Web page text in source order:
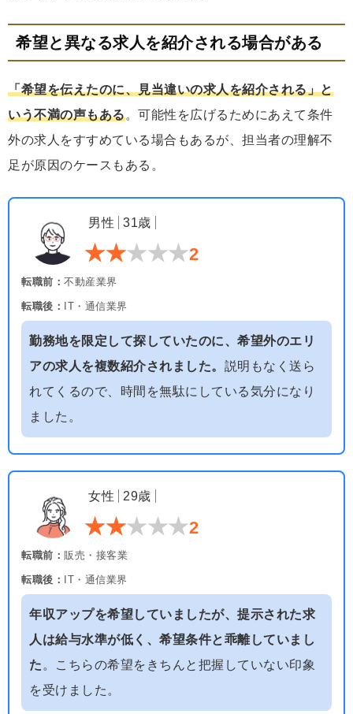
希望と異なる求人を紹介される場合がある
「希望を伝えたのに、見当違いの求人を紹介される」と
いう不満の声もある。可能性を広げるためにあえて条件
外の求人をすすめている場合もあるが、担当者の理解不
足が原因のケースもある。
男性 31歳
2
転職前： 不動産業界
転職後： IT・通信業界
勤務地を限定して探していたのに、希望外のエリ
アの求人を複数紹介されました。 説明もなく送ら
れてくるので、時間を無駄にしている気分になり
ました。
女性 29歳
2
転職前： 販売・接客業
転職後： IT・通信業界
年収アップを希望していましたが、提示された求
人は給与水準が低く、希望条件と乖離していまし
た 。こちらの希望をきちんと把握していない印象
を受けました。